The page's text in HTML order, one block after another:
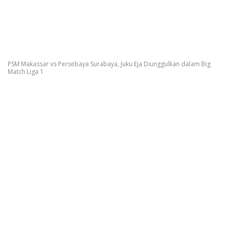
PSM Makassar vs Persebaya Surabaya, Juku Eja Diunggulkan dalam Big
Match Liga 1